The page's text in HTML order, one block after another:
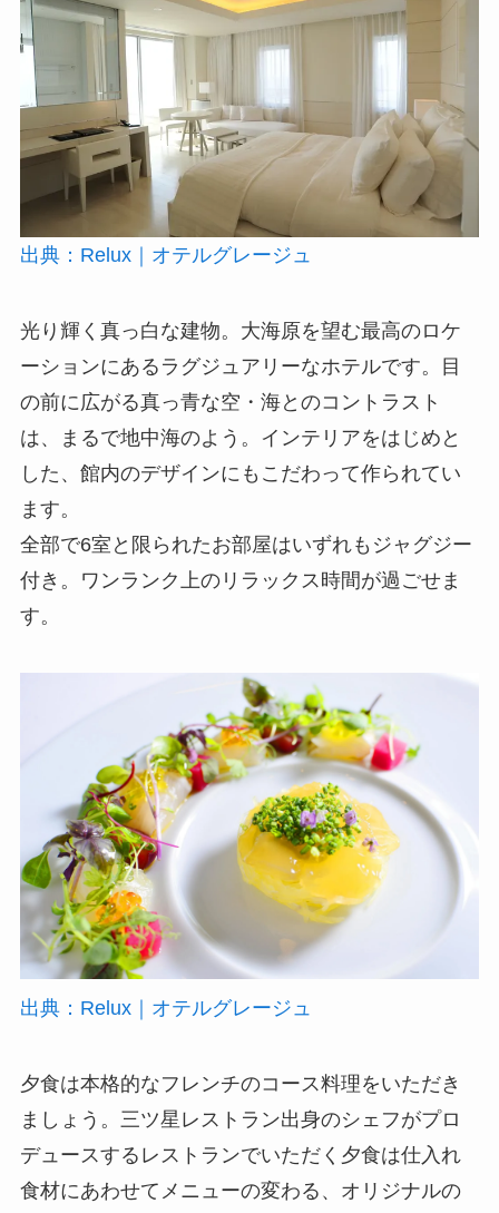
出典：Relux｜オテルグレージュ
光り輝く真っ白な建物。大海原を望む最高のロケ
ーションにあるラグジュアリーなホテルです。目
の前に広がる真っ青な空・海とのコントラスト
は、まるで地中海のよう。インテリアをはじめと
した、館内のデザインにもこだわって作られてい
ます。
全部で6室と限られたお部屋はいずれもジャグジー
付き。ワンランク上のリラックス時間が過ごせま
す。
出典：Relux｜オテルグレージュ
夕食は本格的なフレンチのコース料理をいただき
ましょう。三ツ星レストラン出身のシェフがプロ
デュースするレストランでいただく夕食は仕入れ
食材にあわせてメニューの変わる、オリジナルの